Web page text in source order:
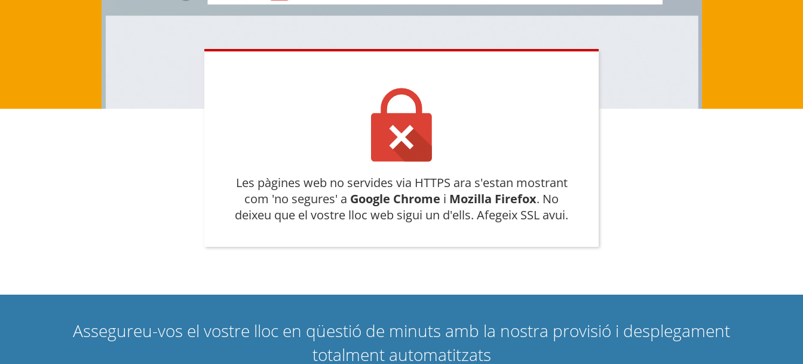
Les pàgines web no servides via HTTPS ara s'estan mostrant
com 'no segures' a Google Chrome i Mozilla Firefox. No
deixeu que el vostre lloc web sigui un d'ells. Afegeix SSL avui.
Assegureu-vos el vostre lloc en qüestió de minuts amb la nostra provisió i desplegament
totalment automatitzats